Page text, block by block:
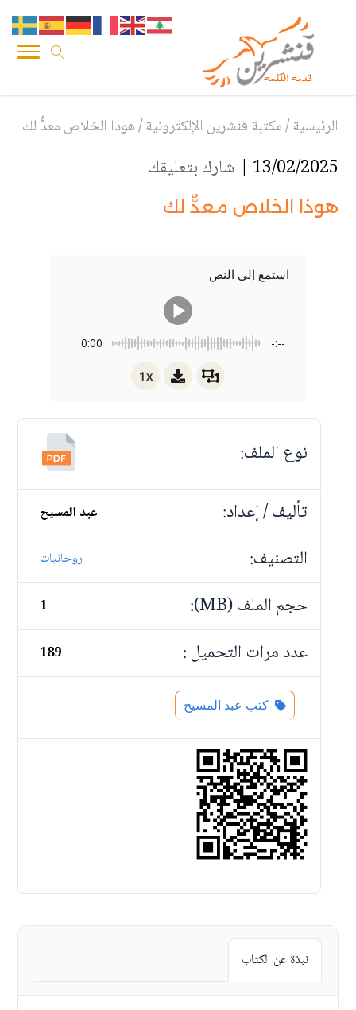
الرئيسية/مكتبة قنشرين الإلكترونية/هوذا الخلاص معدٌّ لك
13/02/2025 | شارك بتعليقك
هوذا الخلاص معدٌّ لك
استمع إلى النص
0:00 -:--
1x
نوع الملف:
تأليف / إعداد:
عبد المسيح
التصنيف: روحانيات
حجم الملف (MB): 1
عدد مرات التحميل : 189
كتب عبد المسيح
نبذة عن الكتاب